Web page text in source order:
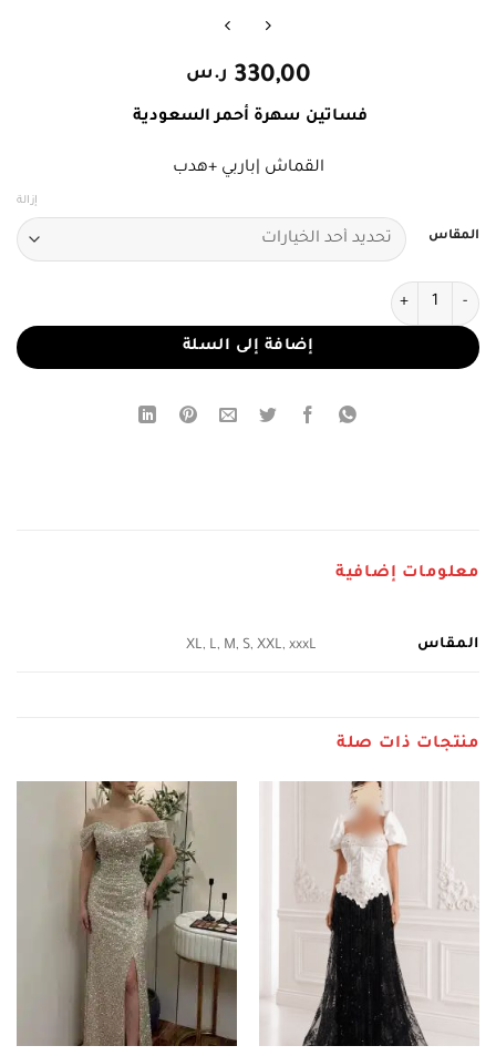
330,00 ر.س
فساتين سهرة أحمر السعودية
القماش |باربي +هدب
المقاس
إزالة
كمية فستان أحمر ملكية وأكمام طويلة
إضافة إلى السلة
معلومات إضافية
المقاس XL, L, M, S, XXL, xxxL
منتجات ذات صلة